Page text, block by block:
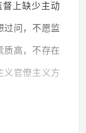
督上缺少主动
过问，不愿监
质高，不存在
义官僚主义方